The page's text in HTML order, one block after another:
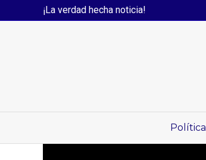
¡La verdad hecha noticia!
Política